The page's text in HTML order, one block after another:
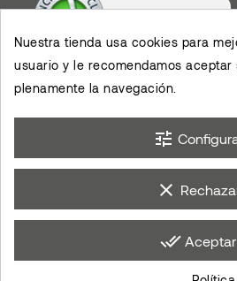
Valoración De Clientes
Muy contento con el
servicio y los productos,
agradezco su eficiencia.
Opinión De Clientes
Nuestra tienda usa cookies para
usuario y le recomendamos
plenamente la navegación.
tune
clear
done_all Aceptar